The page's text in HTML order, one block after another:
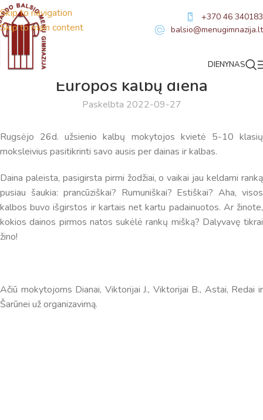
Skip to navigation
Skip to main content
+370 46 340183
balsio@menugimnazija.lt
DIENYNAS
Europos kalbų diena
Paskelbta 2022-09-27
Rugsėjo 26d. užsienio kalbų mokytojos kvietė 5-10 klasių
moksleivius pasitikrinti savo ausis per dainas ir kalbas.
Daina paleista, pasigirsta pirmi žodžiai, o vaikai jau keldami ranką
pusiau šaukia: prancūziškai? Rumuniškai? Estiškai? Aha, visos
kalbos buvo išgirstos ir kartais net kartu padainuotos. Ar žinote,
kokios dainos pirmos natos sukėlė rankų mišką? Dalyvavę tikrai
žino!
Ačiū mokytojoms Dianai, Viktorijai J., Viktorijai B., Astai, Redai ir
Šarūnei už organizavimą.